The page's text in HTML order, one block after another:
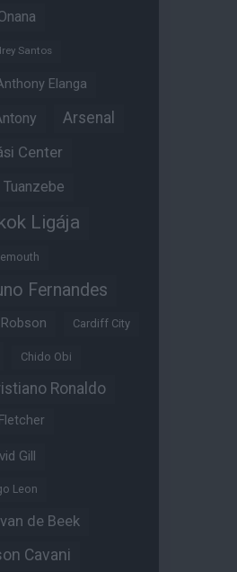
Santos
Elanga
Arsenal
Center
Tuanzebe
Ligája
Fernandes
Robson Cardiff City
Chido Obi
Ronaldo
Gill
Leon
van de Beek
Cavani